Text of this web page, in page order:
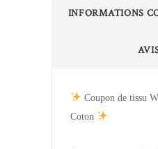
INFORMATIONS
Coupon de tissu
Coton